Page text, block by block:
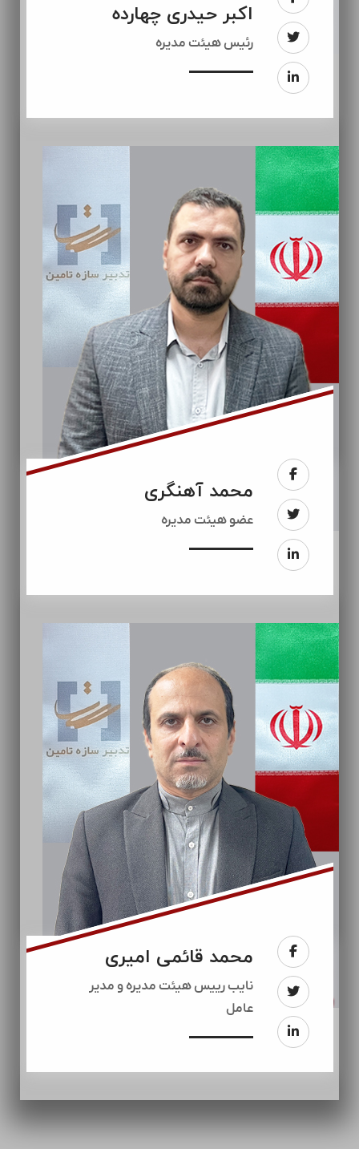
اکبر حیدری چهارده
رئيس هیئت مدیره
محمد آهنگری
عضو هیئت مدیره
محمد قائمی امیری
نایب رییس هیئت مدیره و مدیر
عامل